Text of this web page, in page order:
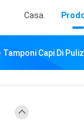
Casa.
Tamponi Capi Di